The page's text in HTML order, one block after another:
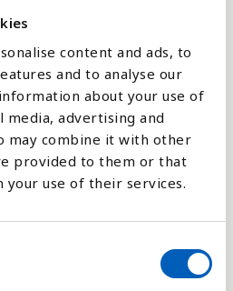
content and ads, to
and to analyse our
about your use of
advertising and
may combine it with other
provided to them or that
your use of their services.
problem i stora delar av
av flera orsaker, bland
industrier, vägar och
år förlorar Afrika